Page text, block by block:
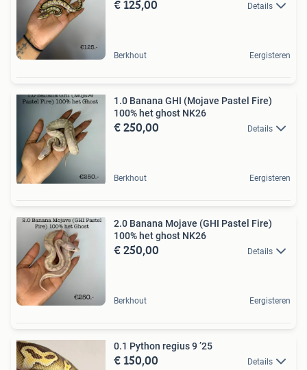
€ 125,00 Details
Berkhout Eergisteren
1.0 Banana GHI (Mojave Pastel Fire)
100% het ghost NK26
€ 250,00 Details
Berkhout Eergisteren
2.0 Banana Mojave (GHI Pastel Fire)
100% het ghost NK26
€ 250,00 Details
Berkhout Eergisteren
0.1 Python regius 9 ’25
€ 150,00 Details